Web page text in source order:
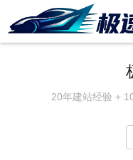
20年建站经验 +